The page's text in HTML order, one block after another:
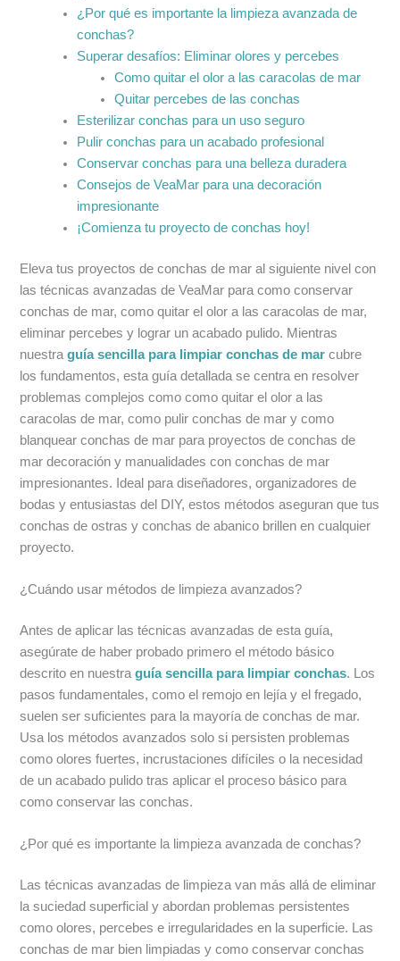
¿Por qué es importante la limpieza avanzada de
conchas?
Superar desafíos: Eliminar olores y percebes
Como quitar el olor a las caracolas de mar
Quitar percebes de las conchas
Esterilizar conchas para un uso seguro
Pulir conchas para un acabado profesional
Conservar conchas para una belleza duradera
Consejos de VeaMar para una decoración
impresionante
¡Comienza tu proyecto de conchas hoy!
Eleva tus proyectos de conchas de mar al siguiente nivel con
las técnicas avanzadas de VeaMar para como conservar
conchas de mar, como quitar el olor a las caracolas de mar,
eliminar percebes y lograr un acabado pulido. Mientras
nuestraguía sencilla para limpiar conchas de mar cubre
los fundamentos, esta guía detallada se centra en resolver
problemas complejos como como quitar el olor a las
caracolas de mar, como pulir conchas de mar y como
blanquear conchas de mar para proyectos de conchas de
mar decoración y manualidades con conchas de mar
impresionantes. Ideal para diseñadores, organizadores de
bodas y entusiastas del DIY, estos métodos aseguran que tus
conchas de ostras y conchas de abanico brillen en cualquier
proyecto.
¿Cuándo usar métodos de limpieza avanzados?
Antes de aplicar las técnicas avanzadas de esta guía,
asegúrate de haber probado primero el método básico
descrito en nuestraguía sencilla para limpiar conchas. Los
pasos fundamentales, como el remojo en lejía y el fregado,
suelen ser suficientes para la mayoría de conchas de mar.
Usa los métodos avanzados solo si persisten problemas
como olores fuertes, incrustaciones difíciles o la necesidad
de un acabado pulido tras aplicar el proceso básico para
como conservar las conchas.
¿Por qué es importante la limpieza avanzada de conchas?
Las técnicas avanzadas de limpieza van más allá de eliminar
la suciedad superficial y abordan problemas persistentes
como olores, percebes e irregularidades en la superficie. Las
conchas de mar bien limpiadas y como conservar conchas